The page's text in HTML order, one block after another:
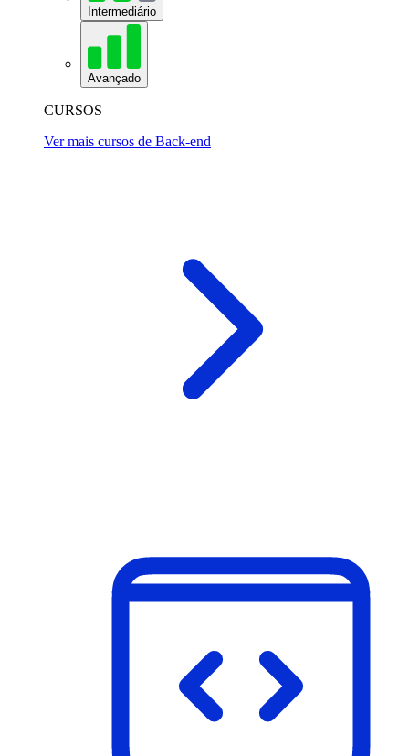
Intermediário
Avançado
CURSOS
Ver mais cursos de Back-end